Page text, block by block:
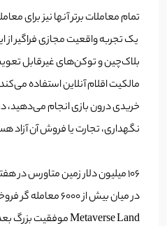
یک تجربه واقعیت مجازی فراگیر از
مالکیت اقلام آنلاین استفاده
خریدی درون بازی انجام می‌دهید،
نگهداری، تجارت یا فروش آن آزاد
106
در میان بیش از 6000